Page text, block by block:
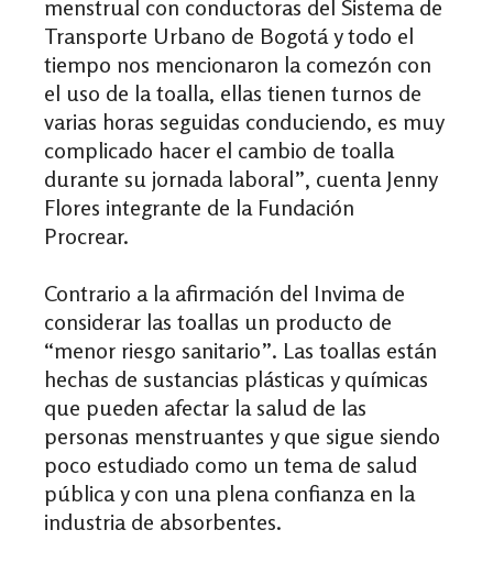
menstrual con conductoras del Sistema de
Transporte Urbano de Bogotá y todo el
tiempo nos mencionaron la comezón con
el uso de la toalla, ellas tienen turnos de
varias horas seguidas conduciendo, es muy
complicado hacer el cambio de toalla
durante su jornada laboral”, cuenta Jenny
Flores integrante de la Fundación
Procrear.
Contrario a la afirmación del Invima de
considerar las toallas un producto de
“menor riesgo sanitario”. Las toallas están
hechas de sustancias plásticas y químicas
que pueden afectar la salud de las
personas menstruantes y que sigue siendo
poco estudiado como un tema de salud
pública y con una plena confianza en la
industria de absorbentes.